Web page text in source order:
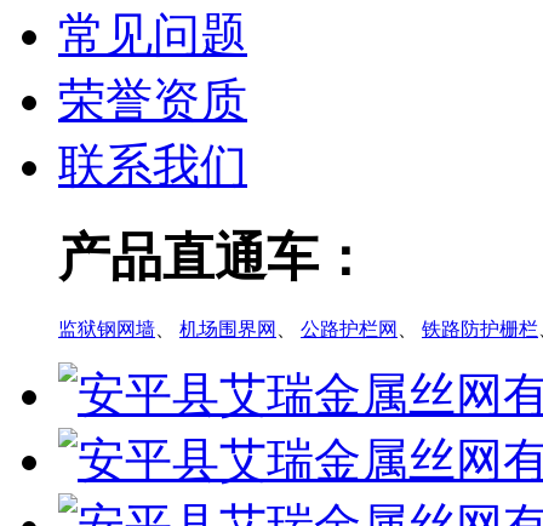
常见问题
荣誉资质
联系我们
产品直通车：
监狱钢网墙 机场围界网 公路护栏网 铁路防护栅栏